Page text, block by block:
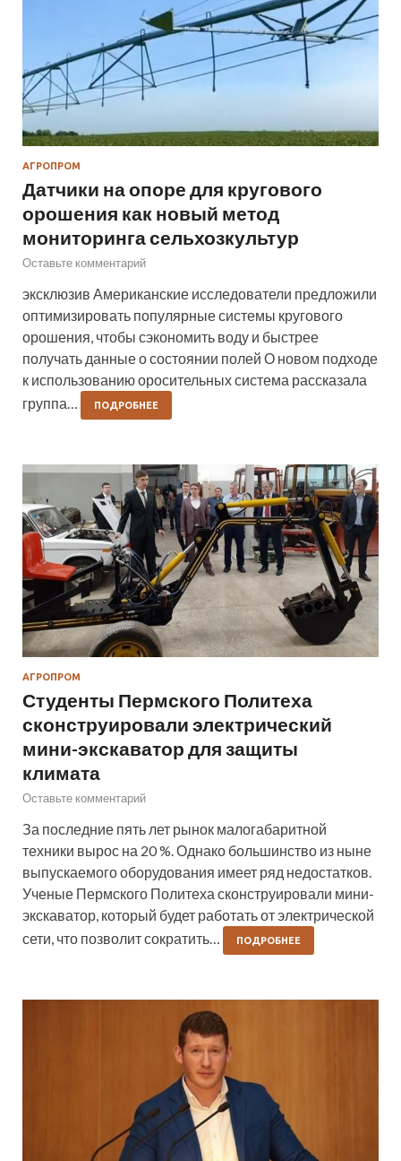
АГРОПРОМ
Датчики на опоре для кругового
орошения как новый метод
мониторинга сельхозкультур
Оставьте комментарий
эксклюзив Американские исследователи предложили
оптимизировать популярные системы кругового
орошения, чтобы сэкономить воду и быстрее
получать данные о состоянии полей О новом подходе
к использованию оросительных система рассказала
группа…
ПОДРОБНЕЕ
АГРОПРОМ
Студенты Пермского Политеха
сконструировали электрический
мини-экскаватор для защиты
климата
Оставьте комментарий
За последние пять лет рынок малогабаритной
техники вырос на 20 %. Однако большинство из ныне
выпускаемого оборудования имеет ряд недостатков.
Ученые Пермского Политеха сконструировали мини-
экскаватор, который будет работать от электрической
сети, что позволит сократить…
ПОДРОБНЕЕ